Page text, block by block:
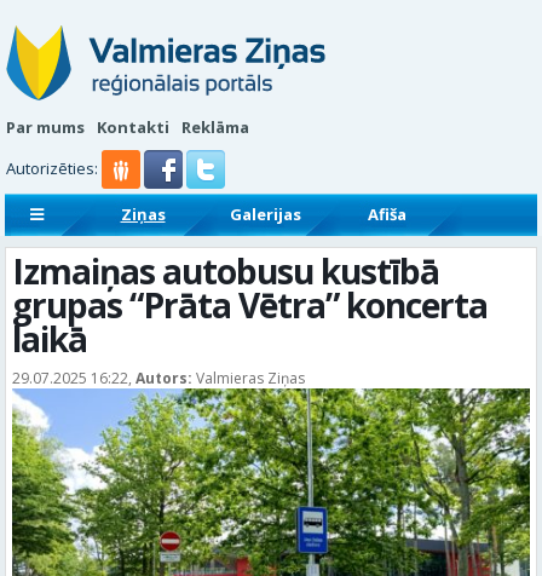
Par mums Kontakti
Reklāma
Autorizēties:
Ziņas Galerijas
Afiša
Sludinājumi
Reklāmraksti
Izmaiņas autobusu kustībā
grupas “Prāta Vētra” koncerta
laikā
29.07.2025 16:22, Autors: Valmieras Ziņas